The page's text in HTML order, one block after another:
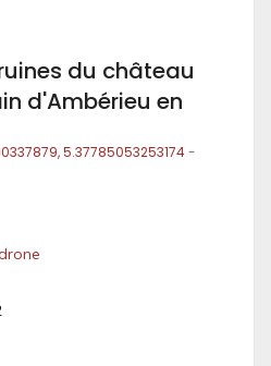
du château
d'Ambérieu en
5.37785053253174-